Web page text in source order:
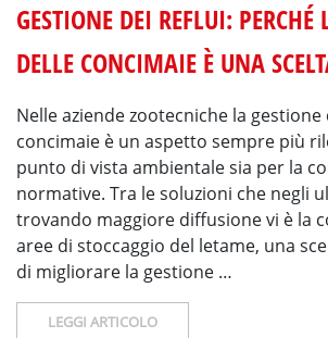
GESTIONE DEI REFLUI: PERCHÉ
DELLE CONCIMAIE È UNA
Nelle aziende zootecniche la
concimaie è un aspetto sempre più
punto di vista ambientale sia per la
normative. Tra le soluzioni che negli
trovando maggiore diffusione vi è la
aree di stoccaggio del letame, una
di migliorare la gestione …
LEGGI ARTICOLO